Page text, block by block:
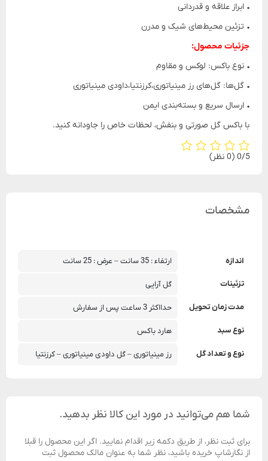
• ابراز علاقه و قدردانی
• تزئین محیط‌های شیک و مدرن
جزئیات محصول:
• نوع باکس: لوکس و مقاوم
• گل‌ها: گل‌های رز مینیاتوری،کرزنتیا،داودی مینیاتوری
• ارسال سریع و بسته‌بندی ایمن
با باکس گل صورتی و بنفش، لحظات خاص را جاودانه کنید.
‫0/5 ‫(0 نظر)
مشخصات
اندازه ارتفاء : 35 سانت – عرض : 25 سانت
تزئینات گل آرایی
مدت زمان تحویل حدااکثر 3 ساعت پس از سفارش
نوع سبد هارد باکس
نوع و تعداد گل رز مینیاتوری – گل داودی مینیاتوری – کرزنتیا
شما هم می‌توانید در مورد این کالا نظر بدهید.
برای ثبت نظر، از طریق دکمه زیر اقدام نمایید. اگر این محصول را قبلا
از نگارشاپ خریده باشید، نظر شما به عنوان مالک محصول ثبت